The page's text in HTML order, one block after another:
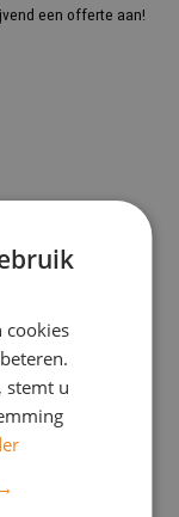
een offerte aan!
een offerte aan!
cookies
stemt u